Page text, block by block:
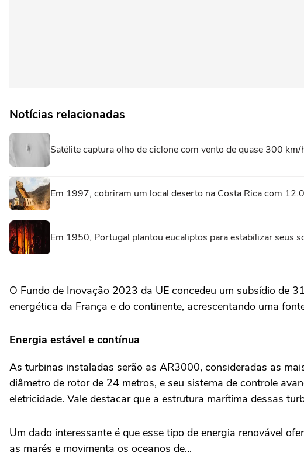
Notícias relacionadas
Satélite captura olho de ciclone com vento de quase 300 km/
Em 1997, cobriram um local deserto na Costa Rica com
Em 1950, Portugal plantou eucaliptos para estabilizar seus
O Fundo de Inovação 2023 da UE concedeu um subsídio de
energética da França e do continente, acrescentando uma
Energia estável e contínua
As turbinas instaladas serão as AR3000, consideradas as
diâmetro de rotor de 24 metros, e seu sistema de controle
eletricidade. Vale destacar que a estrutura marítima dessas
Um dado interessante é que esse tipo de energia renovável
as marés e movimenta os oceanos de...